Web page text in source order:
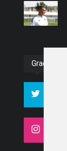
Gracias :)